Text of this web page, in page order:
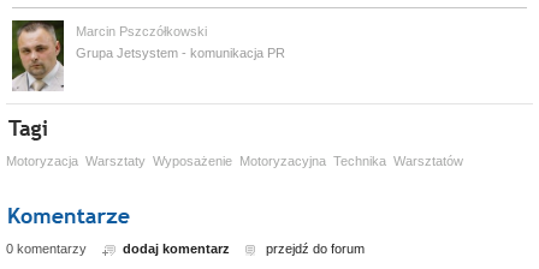
Marcin Pszczółkowski
Grupa Jetsystem - komunikacja PR
Motoryzacja Warsztaty Wyposażenie Motoryzacyjna Technika Warsztatów
0 komentarzy dodaj komentarz przejdź do forum